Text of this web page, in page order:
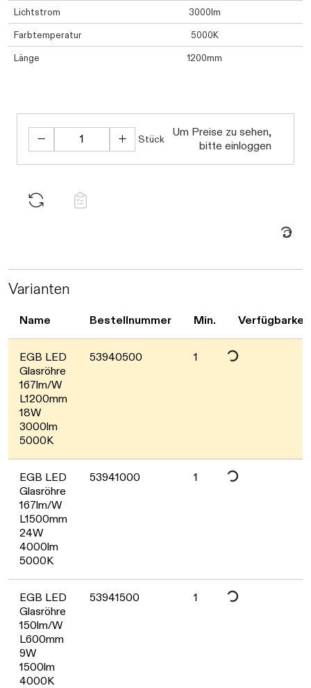
Lichtstrom 3000lm
Farbtemperatur 5000K
Länge 1200mm
Stück
Um Preise zu sehen,
bitte einloggen
Varianten
Name Bestellnummer Min.
EGB LED
Glasröhre
167lm/W
L1200mm
18W
3000lm
5000K
53940500 1
EGB LED
Glasröhre
167lm/W
L1500mm
24W
4000lm
5000K
53941000 1
EGB LED
Glasröhre
150lm/W
L600mm
9W
1500lm
4000K
53941500 1